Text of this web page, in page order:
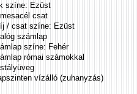
színe: Ezüst
csat
/ csat színe: Ezüst
számlap
színe: Fehér
római számokkal
vízálló (zuhanyzás)